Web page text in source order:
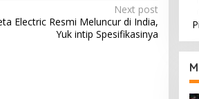
Next post
Electric Resmi Meluncur di India,
Yuk intip Spesifikasinya